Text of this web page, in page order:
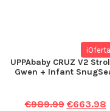
UPPAbaby CRUZ V2
Gwen + Infant
€989.99 €663.98